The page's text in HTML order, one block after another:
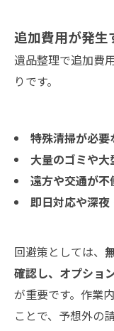
追加費用が発生
遺品整理で追加費
りです。
特殊清掃が必要
大量のゴミや
遠方や交通が
即日対応や深
回避策としては、
確認し、オプショ
が重要です。作業
ことで、予想外の